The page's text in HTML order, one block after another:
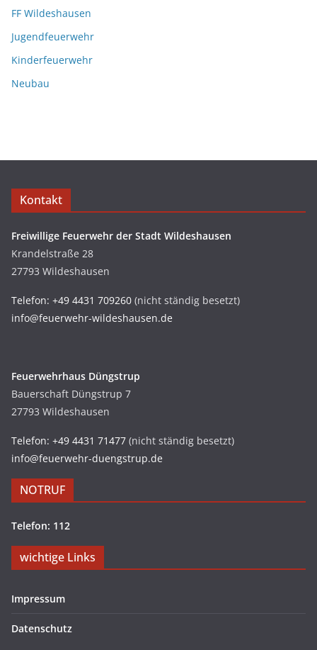
FF Wildeshausen
Jugendfeuerwehr
Kinderfeuerwehr
Neubau
Kontakt
Freiwillige Feuerwehr der Stadt Wildeshausen
Krandelstraße 28
27793 Wildeshausen
Telefon: +49 4431 709260 (nicht ständig besetzt)
info@feuerwehr-wildeshausen.de
Feuerwehrhaus Düngstrup
Bauerschaft Düngstrup 7
27793 Wildeshausen
Telefon: +49 4431 71477 (nicht ständig besetzt)
info@feuerwehr-duengstrup.de
NOTRUF
Telefon: 112
wichtige Links
Impressum
Datenschutz